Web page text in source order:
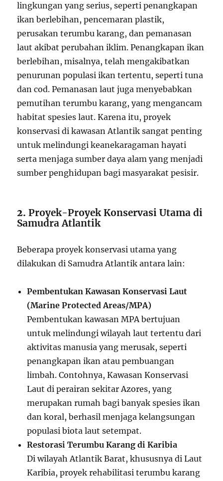
lingkungan yang serius, seperti penangkapan
ikan berlebihan, pencemaran plastik,
perusakan terumbu karang, dan pemanasan
laut akibat perubahan iklim. Penangkapan ikan
berlebihan, misalnya, telah mengakibatkan
penurunan populasi ikan tertentu, seperti tuna
dan cod. Pemanasan laut juga menyebabkan
pemutihan terumbu karang, yang mengancam
habitat spesies laut. Karena itu, proyek
konservasi di kawasan Atlantik sangat penting
untuk melindungi keanekaragaman hayati
serta menjaga sumber daya alam yang menjadi
sumber penghidupan bagi masyarakat pesisir.
2.Proyek-Proyek Konservasi Utama di
Samudra Atlantik
Beberapa proyek konservasi utama yang
dilakukan di Samudra Atlantik antara lain:
Pembentukan Kawasan Konservasi Laut
(Marine Protected Areas/MPA)
Pembentukan kawasan MPA bertujuan
untuk melindungi wilayah laut tertentu dari
aktivitas manusia yang merusak, seperti
penangkapan ikan atau pembuangan
limbah. Contohnya, Kawasan Konservasi
Laut di perairan sekitar Azores, yang
merupakan rumah bagi banyak spesies ikan
dan koral, berhasil menjaga kelangsungan
populasi biota laut setempat.
Restorasi Terumbu Karang di Karibia
Di wilayah Atlantik Barat, khususnya di Laut
Karibia, proyek rehabilitasi terumbu karang